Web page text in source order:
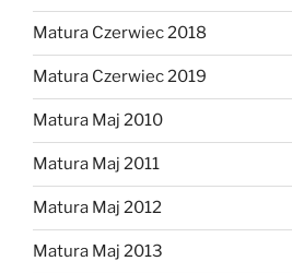
Matura Czerwiec 2018
Matura Czerwiec 2019
Matura Maj 2010
Matura Maj 2011
Matura Maj 2012
Matura Maj 2013